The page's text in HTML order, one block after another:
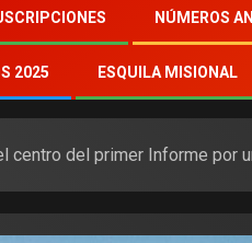
NÚMEROS
2025 ESQUILA MISIONAL
centro del primer Informe por